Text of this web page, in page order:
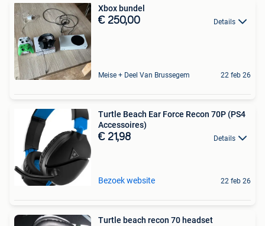
Xbox bundel
€ 250,00 Details
Meise + Deel Van Brussegem 22 feb 26
Turtle Beach Ear Force Recon 70P (PS4
Accessoires)
€ 21,98 Details
Bezoek website 22 feb 26
Turtle beach recon 70 headset